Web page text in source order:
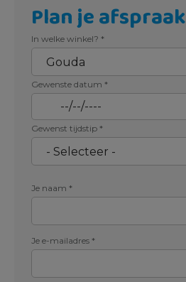
Plan je afspraak
In welke winkel? *
Gewenste datum *
Gewenst tijdstip *
Je naam *
Je e-mailadres *